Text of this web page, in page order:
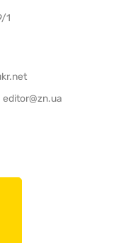
1
editor@zn.ua